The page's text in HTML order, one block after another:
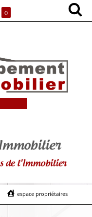
0
espace propriétaires